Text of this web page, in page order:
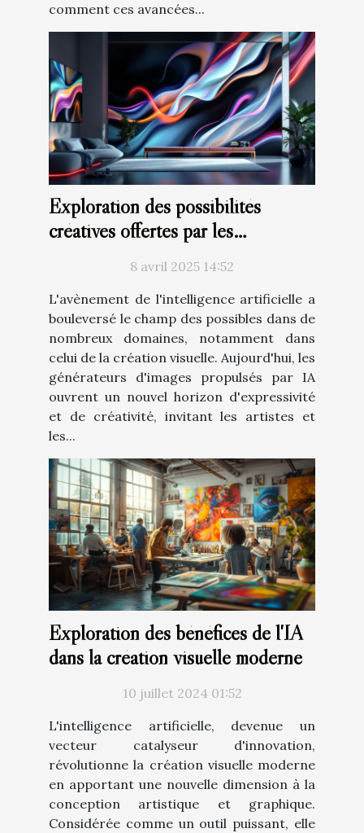
comment ces avancées...
Exploration des possibilités
créatives offertes par les
générateurs d'images à base d'IA
8 avril 2025 14:52
L'avènement de l'intelligence artificielle a
bouleversé le champ des possibles dans de
nombreux domaines, notamment dans
celui de la création visuelle. Aujourd'hui, les
générateurs d'images propulsés par IA
ouvrent un nouvel horizon d'expressivité
et de créativité, invitant les artistes et
les...
Exploration des bénéfices de l'IA
dans la création visuelle moderne
10 juillet 2024 01:52
L'intelligence artificielle, devenue un
vecteur catalyseur d'innovation,
révolutionne la création visuelle moderne
en apportant une nouvelle dimension à la
conception artistique et graphique.
Considérée comme un outil puissant, elle